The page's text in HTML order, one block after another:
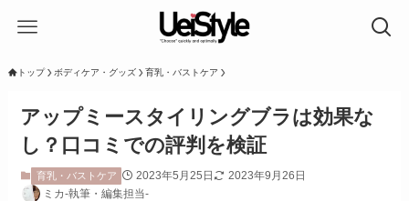
トップ ボディケア・グッズ 育乳・バストケア
アップミースタイリングブラは効果な
し？口コミでの評判を検証
育乳・バストケア 2023年5月25日
2023年9月26日
ミカ-執筆・編集担当-